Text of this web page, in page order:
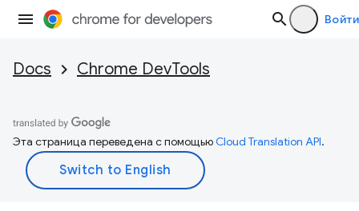
Войти
Docs Chrome DevTools
Эта страница переведена с помощьюCloud Translation API.